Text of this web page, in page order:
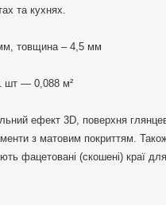
та кухнях.
товщина – 4,5 мм
шт — 0,088 м²
ефект 3D, поверхня
з матовим покриттям.
фацетовані (скошені) краї